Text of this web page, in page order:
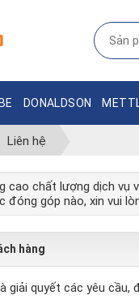
DONALDSON
Liên hệ
cao chất lượng dịch vụ
đóng góp nào, xin vui
hàng
giải quyết các yêu